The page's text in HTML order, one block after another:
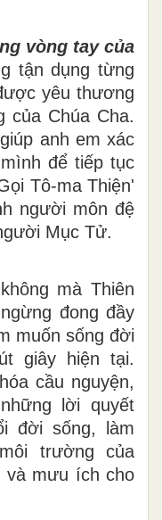
vòng tay của
tận dụng từng
yêu thương
của Chúa Cha.
anh em xác
để tiếp tục
Tô-ma Thiện'
người môn đệ
Mục Tử.
mà Thiên
đong đầy
muốn sống đời
giây hiện tại.
cầu nguyện,
lời quyết
đời sống, làm
trường của
và mưu ích cho